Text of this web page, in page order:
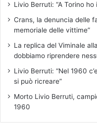
Livio Berruti: “A Torino
Crans, la denuncia delle
memoriale delle vittime”
La replica del Viminale
dobbiamo riprendere
Livio Berruti: “Nel 1960
si può ricreare”
Morto Livio Berruti,
1960